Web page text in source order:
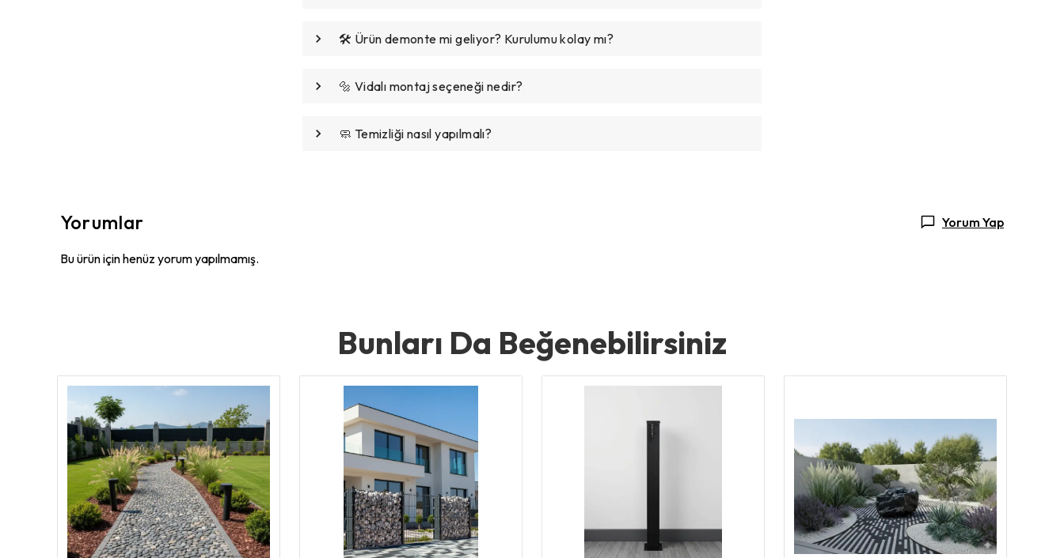
🛠️ Ürün demonte mi geliyor? Kurulumu kolay mı?
🔩 Vidalı montaj seçeneği nedir?
🧼 Temizliği nasıl yapılmalı?
Yorumlar Yorum Yap
Bu ürün için henüz yorum yapılmamış.
Bunları Da Beğenebilirsiniz